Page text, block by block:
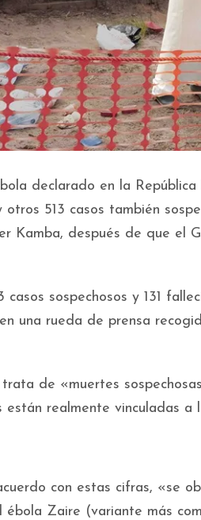
declarado en la
otros 513 casos también
Kamba, después de que el
casos sospechosos y 131
una rueda de prensa
de «muertes
están realmente vinculadas a
con estas cifras, «se
Zaire (variante más